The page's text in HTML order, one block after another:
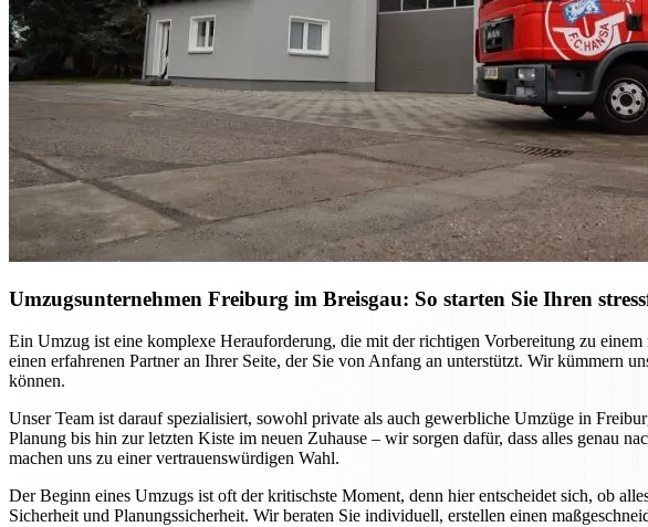
Umzugsunternehmen Freiburg im Breisgau: So starten Sie Ihren
Ein Umzug ist eine komplexe Herauforderung, die mit der richtigen Vorbereitung zu
einen erfahrenen Partner an Ihrer Seite, der Sie von Anfang an unterstützt. Wir kümmern
können.
Unser Team ist darauf spezialisiert, sowohl private als auch gewerbliche Umzüge in
Planung bis hin zur letzten Kiste im neuen Zuhause – wir sorgen dafür, dass alles genau
machen uns zu einer vertrauenswürdigen Wahl.
Der Beginn eines Umzugs ist oft der kritischste Moment, denn hier entscheidet sich, ob
Sicherheit und Planungssicherheit. Wir beraten Sie individuell, erstellen einen